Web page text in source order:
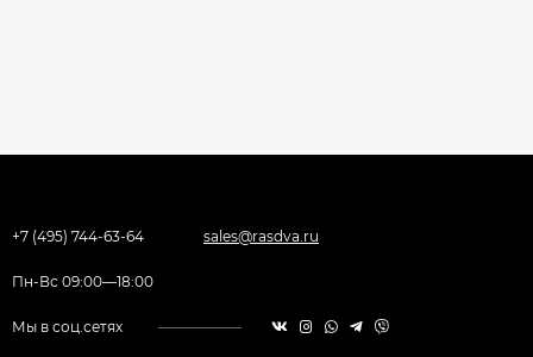
+7 (495) 744-63-64 sales@rasdva.ru
Пн-Вс 09:00—18:00
Мы в соц.сетях